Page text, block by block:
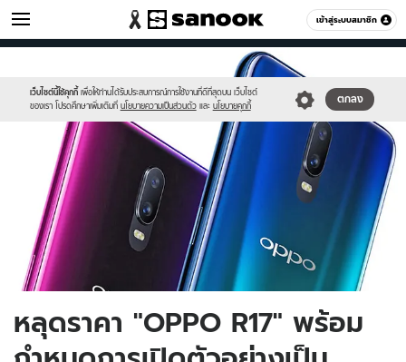
เข้าสู่ระบบสมาชิก
ไอที หมวดอื่นๆ
เว็บไซต์นี้ใช้คุกกี้ เพื่อให้ท่านได้รับประสบการณ์การใช้งานที่ดีที่สุดบน เว็บไซต์
ของเรา โปรดศึกษาเพิ่มเติมที่ นโยบายความเป็นส่วนตัว และ นโยบายคุกกี้
ตกลง
sanook.png
//s.isanook.com/hi/0/ud/291/1458561/untitled-
หลุดราคา "OPPO R17" พร้อม